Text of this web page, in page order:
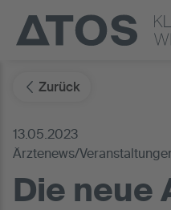
Zurück
13.05.2023
Ärztenews/
Die neue